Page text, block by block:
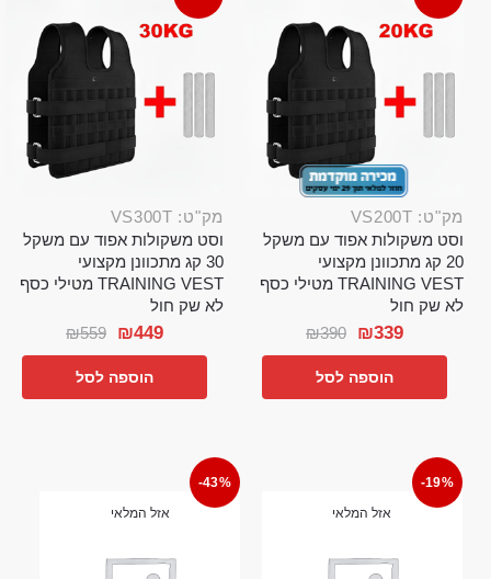
מק"ט: VS200T
וסט משקולות אפוד עם משקל
20 קג מתכוונן מקצועי
TRAINING VEST מטילי כסף
לא שק חול
₪390 ₪339
הוספה לסל
מק"ט: VS300T
וסט משקולות אפוד עם משקל
30 קג מתכוונן מקצועי
TRAINING VEST מטילי כסף
לא שק חול
₪559 ₪449
הוספה לסל
-19%
אזל המלאי
-43%
אזל המלאי